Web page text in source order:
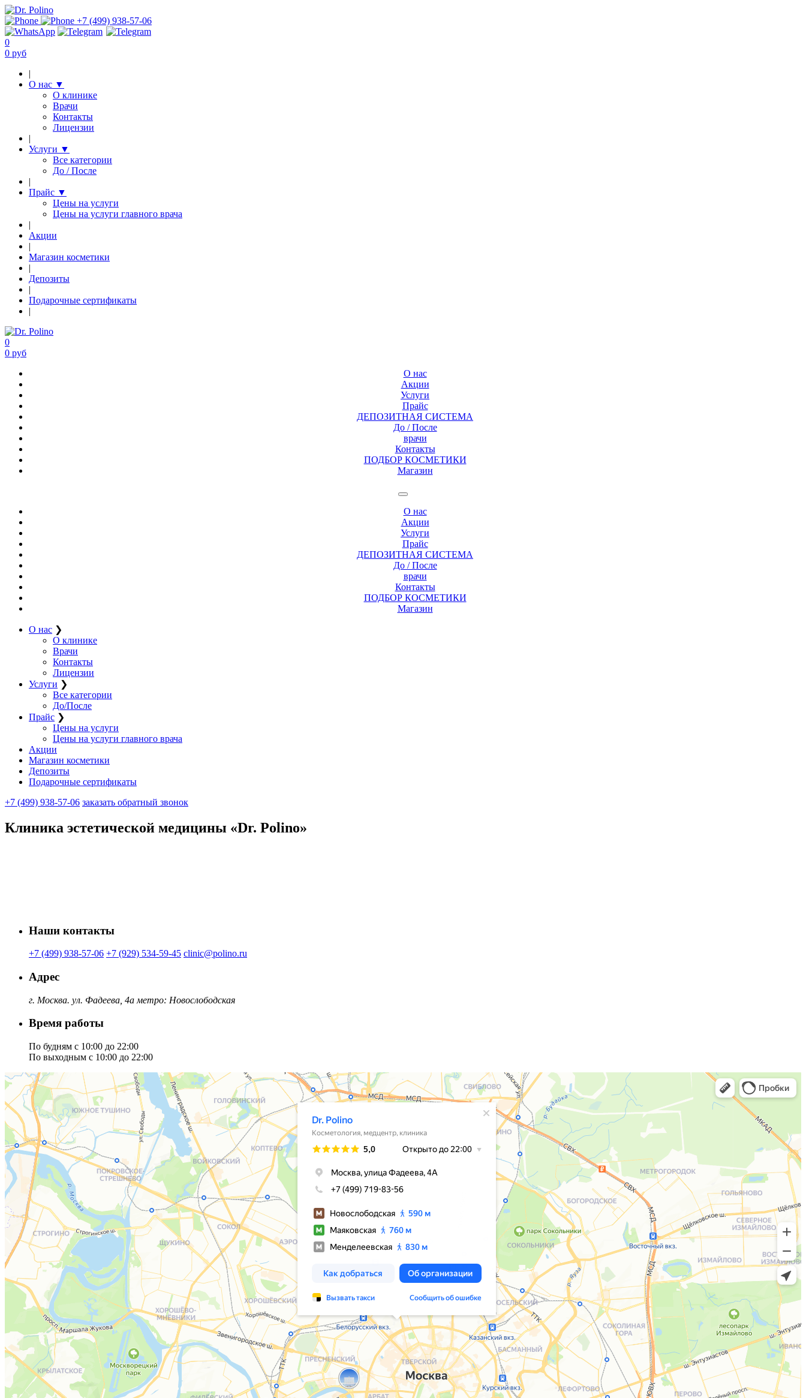
+7 (499) 938-57-06
0
0 руб
|
О нас ▼
О клинике
Врачи
Контакты
Лицензии
|
Услуги ▼
Все категории
До / После
|
Прайс ▼
Цены на услуги
Цены на услуги главного врача
|
Акции
|
Магазин косметики
|
Депозиты
|
Подарочные сертификаты
|
0
0 руб
О нас
Акции
Услуги
Прайс
ДЕПОЗИТНАЯ СИСТЕМА
До / После
врачи
Контакты
ПОДБОР КОСМЕТИКИ
Магазин
О нас
Акции
Услуги
Прайс
ДЕПОЗИТНАЯ СИСТЕМА
До / После
врачи
Контакты
ПОДБОР КОСМЕТИКИ
Магазин
О нас ❯
О клинике
Врачи
Контакты
Лицензии
Услуги ❯
Все категории
До/После
Прайс ❯
Цены на услуги
Цены на услуги главного врача
Акции
Магазин косметики
Депозиты
Подарочные сертификаты
+7 (499) 938-57-06 заказать обратный звонок
Клиника эстетической медицины «Dr. Polino»
Наши контакты
+7 (499) 938-57-06 +7 (929) 534-59-45 clinic@polino.ru
Адрес
г. Москва. ул. Фадеева, 4а метро: Новослободская
Время работы
По будням с 10:00 до 22:00
По выходным с 10:00 до 22:00